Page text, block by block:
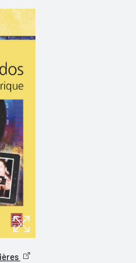
le lien